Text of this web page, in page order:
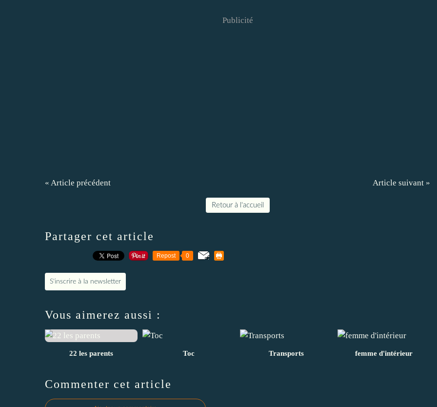
Publicité
« Article précédent Article suivant »
Retour à l'accueil
Partager cet article
Repost 0
S'inscrire à la newsletter
Vous aimerez aussi :
22 les parents Toc Transports femme d'intérieur
Commenter cet article